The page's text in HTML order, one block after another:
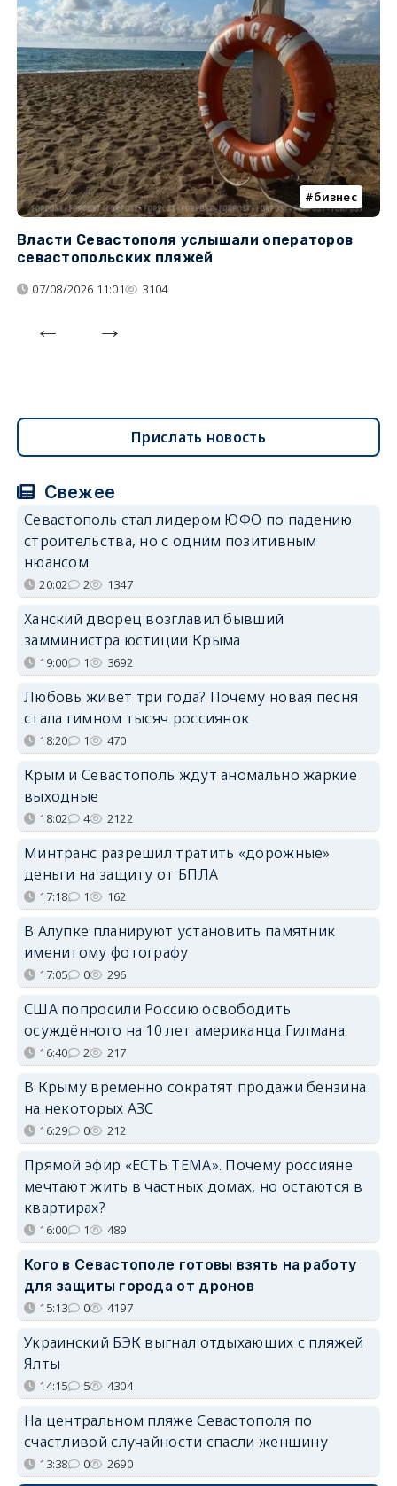
бизнес
Власти Севастополя услышали операторов
севастопольских пляжей
07/08/2026 11:01 3104
Прислать новость
Свежее
Севастополь стал лидером ЮФО по падению
строительства, но с одним позитивным
нюансом
20:02 2 1347
Ханский дворец возглавил бывший
замминистра юстиции Крыма
19:00 1 3692
Любовь живёт три года? Почему новая песня
стала гимном тысяч россиянок
18:20 1 470
Крым и Севастополь ждут аномально жаркие
выходные
18:02 4 2122
Минтранс разрешил тратить «дорожные»
деньги на защиту от БПЛА
17:18 1 162
В Алупке планируют установить памятник
именитому фотографу
17:05 0 296
США попросили Россию освободить
осуждённого на 10 лет американца Гилмана
16:40 2 217
В Крыму временно сократят продажи бензина
на некоторых АЗС
16:29 0 212
Прямой эфир «ЕСТЬ ТЕМА». Почему россияне
мечтают жить в частных домах, но остаются в
квартирах?
16:00 1 489
Кого в Севастополе готовы взять на работу
для защиты города от дронов
15:13 0 4197
Украинский БЭК выгнал отдыхающих с пляжей
Ялты
14:15 5 4304
На центральном пляже Севастополя по
счастливой случайности спасли женщину
13:38 0 2690